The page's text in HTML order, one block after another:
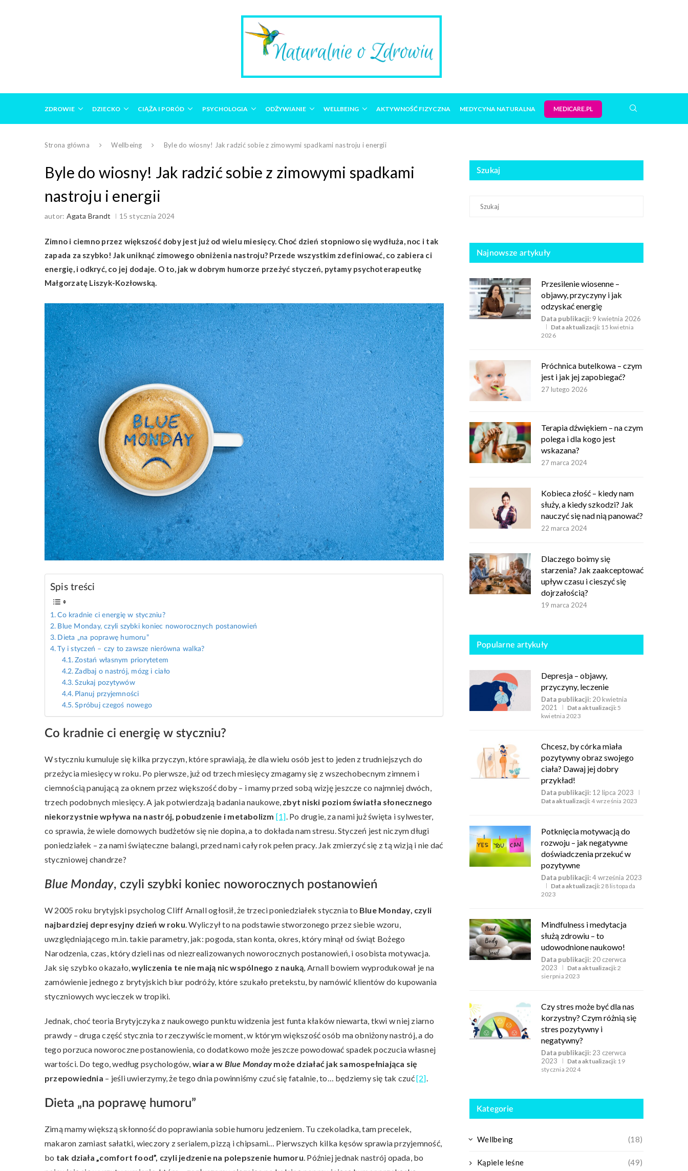
ZDROWIE DZIECKO CIĄŻA I PORÓD PSYCHOLOGIA ODŻYWIANIE WELLBEING AKTYWNOŚĆ FIZYCZNA MEDYCYNA NATURALNA MEDICARE.PL
Strona główna Wellbeing Byle do wiosny! Jak radzić sobie z zimowymi spadkami nastroju i energii
Byle do wiosny! Jak radzić sobie z zimowymi spadkami
nastroju i energii
autor: Agata Brandt 15 stycznia 2024
Zimno i ciemno przez większość doby jest już od wielu miesięcy. Choć dzień stopniowo się wydłuża, noc i tak
zapada za szybko! Jak uniknąć zimowego obniżenia nastroju? Przede wszystkim zdefiniować, co zabiera ci
energię, i odkryć, co jej dodaje. O to, jak w dobrym humorze przeżyć styczeń, pytamy psychoterapeutkę
Małgorzatę Liszyk-Kozłowską.
Spis treści
Co kradnie ci energię w styczniu?
Blue Monday, czyli szybki koniec noworocznych postanowień
Dieta „na poprawę humoru”
Ty i styczeń – czy to zawsze nierówna walka?
Zostań własnym priorytetem
Zadbaj o nastrój, mózg i ciało
Szukaj pozytywów
Planuj przyjemności
Spróbuj czegoś nowego
Co kradnie ci energię w styczniu?
W styczniu kumuluje się kilka przyczyn, które sprawiają, że dla wielu osób jest to jeden z trudniejszych do
przeżycia miesięcy w roku. Po pierwsze, już od trzech miesięcy zmagamy się z wszechobecnym zimnem i
ciemnością panującą za oknem przez większość doby – i mamy przed sobą wizję jeszcze co najmniej dwóch,
trzech podobnych miesięcy. A jak potwierdzają badania naukowe, zbyt niski poziom światła słonecznego
niekorzystnie wpływa na nastrój, pobudzenie i metabolizm [1]. Po drugie, za nami już święta i sylwester,
co sprawia, że wiele domowych budżetów się nie dopina, a to dokłada nam stresu. Styczeń jest niczym długi
poniedziałek – za nami świąteczne balangi, przed nami cały rok pełen pracy. Jak zmierzyć się z tą wizją i nie dać
styczniowej chandrze?
Blue Monday, czyli szybki koniec noworocznych postanowień
W 2005 roku brytyjski psycholog Cliff Arnall ogłosił, że trzeci poniedziałek stycznia to Blue Monday, czyli
najbardziej depresyjny dzień w roku. Wyliczył to na podstawie stworzonego przez siebie wzoru,
uwzględniającego m.in. takie parametry, jak: pogoda, stan konta, okres, który minął od świąt Bożego
Narodzenia, czas, który dzieli nas od niezrealizowanych noworocznych postanowień, i osobista motywacja.
Jak się szybko okazało,wyliczenia te nie mają nic wspólnego z nauką, Arnall bowiem wyprodukował je na
zamówienie jednego z brytyjskich biur podróży, które szukało pretekstu, by namówić klientów do kupowania
styczniowych wycieczek w tropiki.
Jednak, choć teoria Brytyjczyka z naukowego punktu widzenia jest funta kłaków niewarta, tkwi w niej ziarno
prawdy – druga część stycznia to rzeczywiście moment, w którym większość osób ma obniżony nastrój, a do
tego porzuca noworoczne postanowienia, co dodatkowo może jeszcze powodować spadek poczucia własnej
wartości. Do tego, według psychologów, wiara w Blue Mondaymoże działać jak samospełniająca się
przepowiednia – jeśli uwierzymy, że tego dnia powinniśmy czuć się fatalnie, to… będziemy się tak czuć[2].
Dieta „na poprawę humoru”
Zimą mamy większą skłonność do poprawiania sobie humoru jedzeniem. Tu czekoladka, tam precelek,
makaron zamiast sałatki, wieczory z serialem, pizzą i chipsami… Pierwszych kilka kęsów sprawia przyjemność,
bo tak działa „comfort food”, czyli jedzenie na polepszenie humoru. Później jednak nastrój opada, bo
Szukaj
Najnowsze artykuły
Przesilenie wiosenne –
objawy, przyczyny i jak
odzyskać energię
Data publikacji: 9 kwietnia 2026
Data aktualizacji: 15 kwietnia
2026
Próchnica butelkowa – czym
jest i jak jej zapobiegać?
27 lutego 2026
Terapia dźwiękiem – na czym
polega i dla kogo jest
wskazana?
27 marca 2024
Kobieca złość – kiedy nam
służy, a kiedy szkodzi? Jak
nauczyć się nad nią panować?
22 marca 2024
Dlaczego boimy się
starzenia? Jak zaakceptować
upływ czasu i cieszyć się
dojrzałością?
19 marca 2024
Popularne artykuły
Depresja – objawy,
przyczyny, leczenie
Data publikacji: 20 kwietnia
2021
Data aktualizacji: 5
kwietnia 2023
Chcesz, by córka miała
pozytywny obraz swojego
ciała? Dawaj jej dobry
przykład!
Data publikacji: 12 lipca 2023
Data aktualizacji:4 września 2023
Potknięcia motywacją do
rozwoju – jak negatywne
doświadczenia przekuć w
pozytywne
Data publikacji:4 września 2023
Data aktualizacji:28 listopada
2023
Mindfulness i medytacja
służą zdrowiu – to
udowodnione naukowo!
Data publikacji: 20 czerwca
2023
Data aktualizacji:2
sierpnia 2023
Czy stres może być dla nas
korzystny? Czym różnią się
stres pozytywny i
negatywny?
Data publikacji: 23 czerwca
2023
Data aktualizacji: 19
stycznia 2024
Kategorie
Wellbeing (18)
Kąpiele leśne (49)